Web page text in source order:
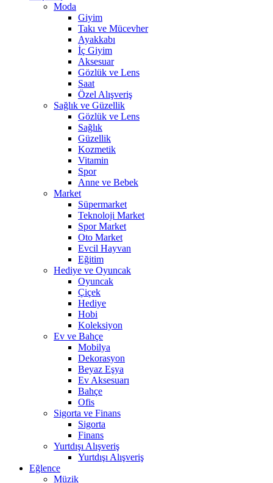
Moda
Giyim
Takı ve Mücevher
Ayakkabı
İç Giyim
Aksesuar
Gözlük ve Lens
Saat
Özel Alışveriş
Sağlık ve Güzellik
Gözlük ve Lens
Sağlık
Güzellik
Kozmetik
Vitamin
Spor
Anne ve Bebek
Market
Süpermarket
Teknoloji Market
Spor Market
Oto Market
Evcil Hayvan
Eğitim
Hediye ve Oyuncak
Oyuncak
Çiçek
Hediye
Hobi
Koleksiyon
Ev ve Bahçe
Mobilya
Dekorasyon
Beyaz Eşya
Ev Aksesuarı
Bahçe
Ofis
Sigorta ve Finans
Sigorta
Finans
Yurtdışı Alışveriş
Yurtdışı Alışveriş
Eğlence
Müzik